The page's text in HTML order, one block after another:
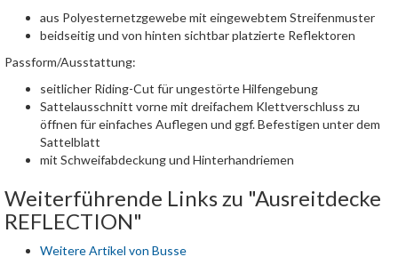
aus Polyesternetzgewebe mit eingewebtem Streifenmuster
beidseitig und von hinten sichtbar platzierte Reflektoren
Passform/Ausstattung:
seitlicher Riding-Cut für ungestörte Hilfengebung
Sattelausschnitt vorne mit dreifachem Klettverschluss zu
öffnen für einfaches Auflegen und ggf. Befestigen unter dem
Sattelblatt
mit Schweifabdeckung und Hinterhandriemen
Weiterführende Links zu "Ausreitdecke
REFLECTION"
Weitere Artikel von Busse